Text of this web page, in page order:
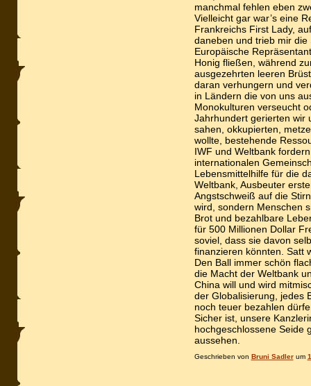
manchmal fehlen eben
Vielleicht gar war’s eine
Frankreichs First Lady,
daneben und trieb mir die
Europäische
Honig fließen, während
ausgezehrten leeren
daran verhungern und
in Ländern die von uns
Monokulturen verseucht
Jahrhundert gerierten wir
sahen, okkupierten,
wollte, bestehende
IWF und Weltbank
internationalen
Lebensmittelhilfe für die
Weltbank, Ausbeuter
Angstschweiß auf die
wird, sondern Menschen
Brot und bezahlbare
für 500 Millionen Dollar
soviel, dass sie davon
finanzieren könnten. Satt
Den Ball immer schön
die Macht der Weltbank
China will und wird
der Globalisierung, jedes
noch teuer bezahlen
Sicher ist, unsere
hochgeschlossene Seide
aussehen.
Geschrieben von Bruni Sadlerum